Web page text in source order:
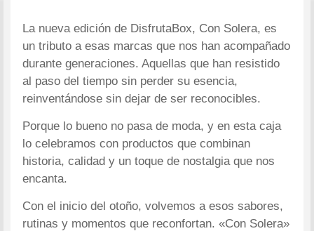
La nueva edición de DisfrutaBox, Con Solera, es
un tributo a esas marcas que nos han acompañado
durante generaciones. Aquellas que han resistido
al paso del tiempo sin perder su esencia,
reinventándose sin dejar de ser reconocibles.
Porque lo bueno no pasa de moda, y en esta caja
lo celebramos con productos que combinan
historia, calidad y un toque de nostalgia que nos
encanta.
Con el inicio del otoño, volvemos a esos sabores,
rutinas y momentos que reconfortan. «Con Solera»